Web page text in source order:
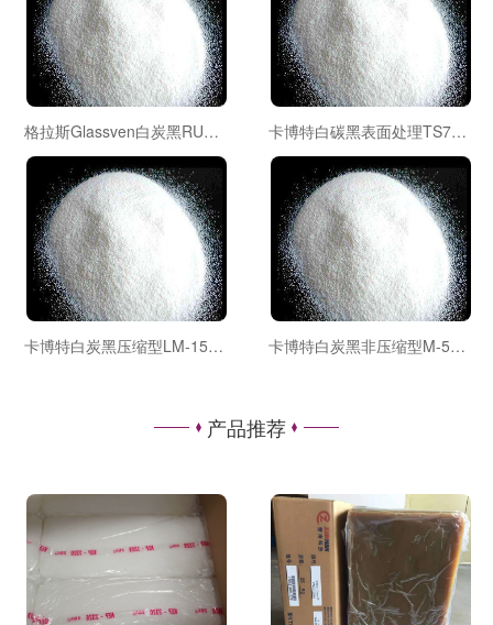
格拉斯Glassven白炭黑RUBBERSIL硅铝酸钠AS-70|AS-100 卡博特白碳黑表面处理TS720|TS160|TS530
卡博特白炭黑压缩型LM-150|M-7D|MS-750 卡博特白炭黑非压缩型M-5|MS-55|H-5|HS-5|EH-5
产品推荐